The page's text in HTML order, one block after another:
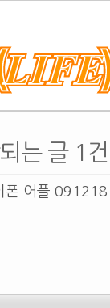
는 글 1건
폰 어플